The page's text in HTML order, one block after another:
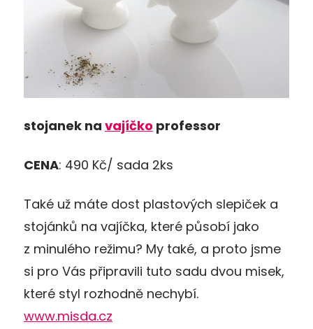
stojanek na vajíčko professor
CENA: 490 Kč/ sada 2ks
Také už máte dost plastových slepiček a
stojánků na vajíčka, které působí jako
z minulého režimu? My také, a proto jsme
si pro Vás připravili tuto sadu dvou misek,
které styl rozhodně nechybí.
www.misda.cz